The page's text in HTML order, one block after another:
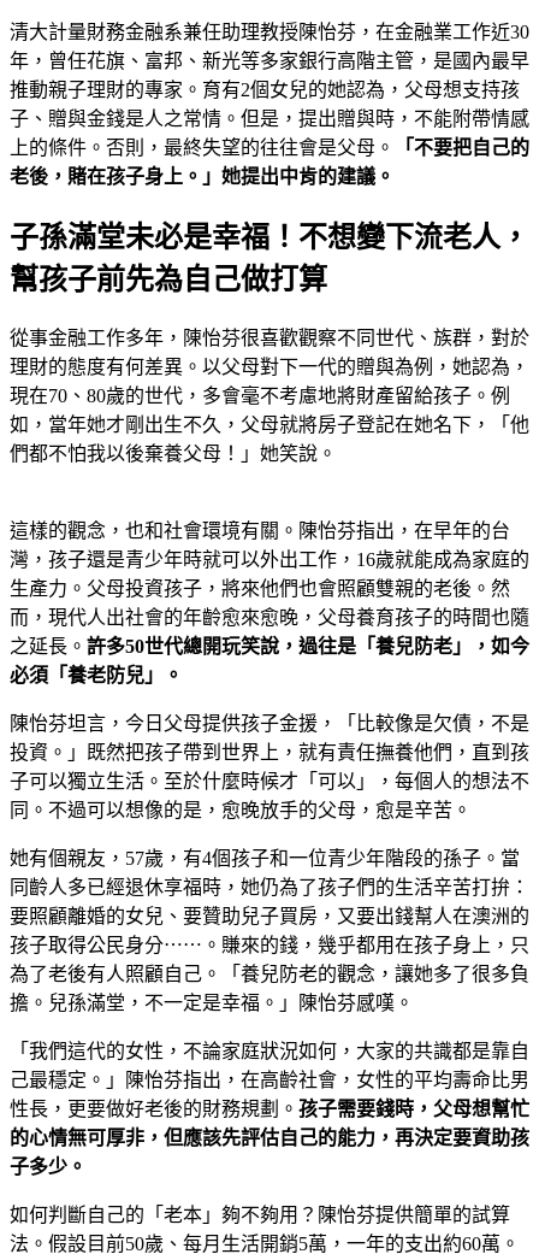
清大計量財務金融系兼任助理教授陳怡芬，在金融業工作近30
年，曾任花旗、富邦、新光等多家銀行高階主管，是國內最早
推動親子理財的專家。育有2個女兒的她認為，父母想支持孩
子、贈與金錢是人之常情。但是，提出贈與時，不能附帶情感
上的條件。否則，最終失望的往往會是父母。
「不要把自己的
老後，賭在孩子身上。」她提出中肯的建議。
子孫滿堂未必是幸福！不想變下流老人，
幫孩子前先為自己做打算
從事金融工作多年，陳怡芬很喜歡觀察不同世代、族群，對於
理財的態度有何差異。以父母對下一代的贈與為例，她認為，
現在70、80歲的世代，多會毫不考慮地將財產留給孩子。例
如，當年她才剛出生不久，父母就將房子登記在她名下，「他
們都不怕我以後棄養父母！」她笑說。
這樣的觀念，也和社會環境有關。陳怡芬指出，在早年的台
灣，孩子還是青少年時就可以外出工作，16歲就能成為家庭的
生產力。父母投資孩子，將來他們也會照顧雙親的老後。然
而，現代人出社會的年齡愈來愈晚，父母養育孩子的時間也隨
之延長。 許多50世代總開玩笑說，過往是「養兒防老」，如今
必須「養老防兒」。
陳怡芬坦言，今日父母提供孩子金援，「比較像是欠債，不是
投資。」既然把孩子帶到世界上，就有責任撫養他們，直到孩
子可以獨立生活。至於什麼時候才「可以」，每個人的想法不
同。不過可以想像的是，愈晚放手的父母，愈是辛苦。
她有個親友，57歲，有4個孩子和一位青少年階段的孫子。當
同齡人多已經退休享福時，她仍為了孩子們的生活辛苦打拚：
要照顧離婚的女兒、要贊助兒子買房，又要出錢幫人在澳洲的
孩子取得公民身分⋯⋯。賺來的錢，幾乎都用在孩子身上，只
為了老後有人照顧自己。「養兒防老的觀念，讓她多了很多負
擔。兒孫滿堂，不一定是幸福。」陳怡芬感嘆。
「我們這代的女性，不論家庭狀況如何，大家的共識都是靠自
己最穩定。」陳怡芬指出，在高齡社會，女性的平均壽命比男
性長，更要做好老後的財務規劃。 孩子需要錢時，父母想幫忙
的心情無可厚非，但應該先評估自己的能力，再決定要資助孩
子多少。
如何判斷自己的「老本」夠不夠用？陳怡芬提供簡單的試算
法。假設目前50歲、每月生活開銷5萬，一年的支出約60萬。